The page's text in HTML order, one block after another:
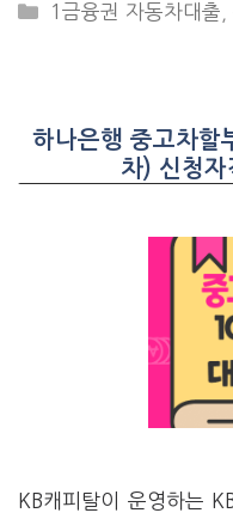
CATEGORIES
1금융권 자동차대출 ,
하나은행 중고차할
차) 신청
KB캐피탈이 운영하는